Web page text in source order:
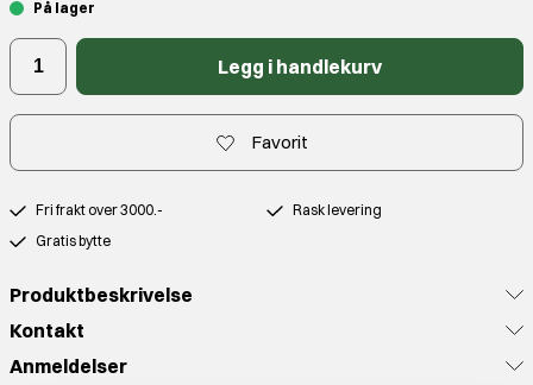
På lager
Legg i handlekurv
Favorit
Fri frakt over 3000.-
Rask levering
Gratis bytte
Produktbeskrivelse
Kontakt
Anmeldelser